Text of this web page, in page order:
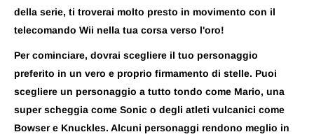
della serie, ti troverai molto presto in movimento con il
telecomando Wii nella tua corsa verso l'oro!
Per cominciare, dovrai scegliere il tuo personaggio
preferito in un vero e proprio firmamento di stelle. Puoi
scegliere un personaggio a tutto tondo come Mario, una
super scheggia come Sonic o degli atleti vulcanici come
Bowser e Knuckles. Alcuni personaggi rendono meglio in